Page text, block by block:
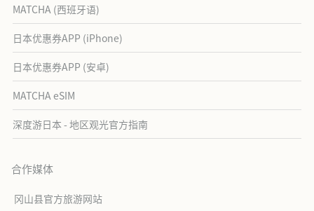
MATCHA (西班牙语)
日本优惠券APP (iPhone)
日本优惠券APP (安卓)
MATCHA eSIM
深度游日本 - 地区观光官方指南
合作媒体
冈山县官方旅游网站